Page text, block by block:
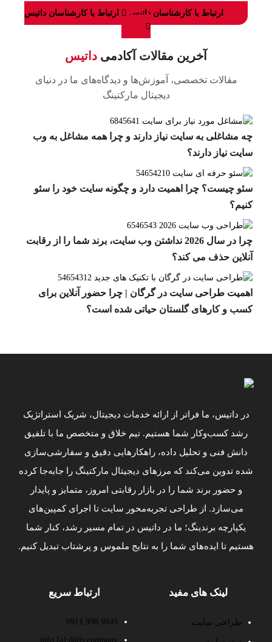
ارتباط با کارشناسان داتیس ارتباط با کارشناسان داتیس
آخرین مقالات آکادمی داتیس
مقالات تخصصی، آموزش‌ها و دیدگاه‌های ما در دنیای
دیجیتال مارکتینگ
چه مشاغلی به سایت نیاز دارند و چرا همه مشاغل به وب‌
سایت نیاز دارند؟
سئو چیست؟ چرا اهمیت دارد و چگونه سایت خود را سئو
کنیم؟
چرا در سال 2026 نداشتن وب‌ سایت، برند شما را از رقابت
آنلاین حذف می‌ کند؟
اهمیت طراحی سایت در گرگان | چرا حضور آنلاین برای
کسب‌ و کارهای گلستان حیاتی شده است؟
در داتیس، ما فراتر از ارائه خدمات دیجیتال، شریک استراتژیک
رشد کسب‌وکار شما هستیم. تیم خلاق و متخصص ما با تلفیق
دانش فنی و تحلیل داده، راهکارهایی دقیق و سفارشی‌سازی
شده تدوین می‌کند که مرزهای دیجیتال مارکتینگ را جابه‌جا کرده
و حضور برند شما را در بازار رقابتی امروز، متمایز و پایدار
می‌سازد. از طراحی تجربه‌محور سایت تا اجرای کمپین‌های
یکپارچه برندینگ؛ ما در داتیس در تمام مسیر رشد، کنار شما
هستیم تا ایده‌های شما را به نتایج ملموس و پرشتاب تبدیل کنیم.
لینک های مفید
طراحی سایت
ارتباط سریع
9849 998 0911
info [a] datis.company